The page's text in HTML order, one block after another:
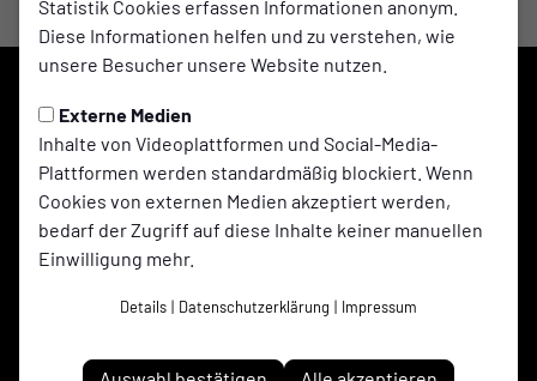
Statistik Cookies erfassen Informationen anonym.
Diese Informationen helfen und zu verstehen, wie
unsere Besucher unsere Website nutzen.
Externe Medien
Inhalte von Videoplattformen und Social-Media-
Plattformen werden standardmäßig blockiert. Wenn
Cookies von externen Medien akzeptiert werden,
bedarf der Zugriff auf diese Inhalte keiner manuellen
Einwilligung mehr.
Details | Datenschutzerklärung | Impressum
Adler Ellinghorst 1961 e.V. auf Social Media folgen